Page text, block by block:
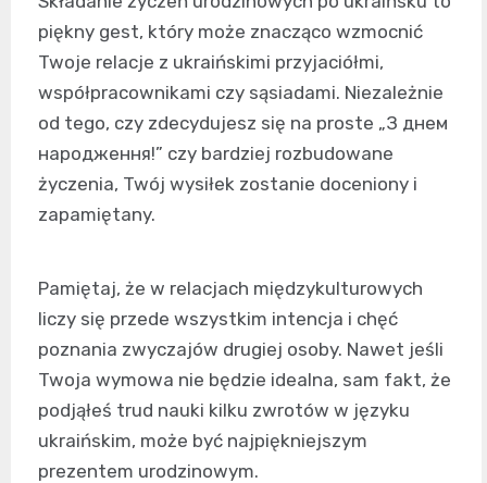
piękny gest, który może znacząco wzmocnić
Twoje relacje z ukraińskimi przyjaciółmi,
współpracownikami czy sąsiadami. Niezależnie
od tego, czy zdecydujesz się na proste „З днем
народження!” czy bardziej rozbudowane
życzenia, Twój wysiłek zostanie doceniony i
zapamiętany.
Pamiętaj, że w relacjach międzykulturowych
liczy się przede wszystkim intencja i chęć
poznania zwyczajów drugiej osoby. Nawet jeśli
Twoja wymowa nie będzie idealna, sam fakt, że
podjąłeś trud nauki kilku zwrotów w języku
ukraińskim, może być najpiękniejszym
prezentem urodzinowym.